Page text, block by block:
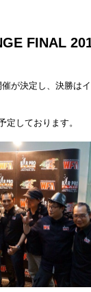
FINAL
が決定し、決勝は
定しております。